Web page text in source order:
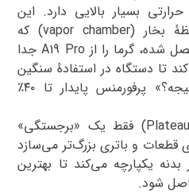
بسیار بالایی دارد. این
بخار (vapor chamber) که
شده، گرما را از A19 Pro جدا
تا دستگاه در استفادهٔ سنگین
« پرفورمنس پایدار تا ۴۰٪
Plateau
) فقط یک «برجستگی»
قطعات و باتری بزرگ‌تر می‌سازد
یکپارچه می‌کند تا بهترین
شود.